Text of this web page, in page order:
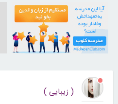
21728777
( زیبایی )